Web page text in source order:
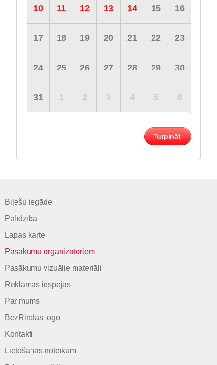
10 11 12 13 14 15 16
17 18 19 20 21 22 23
24 25 26 27 28 29 30
31 1 2 3 4 5 6
Turpināt
Biļešu iegāde
Palīdzība
Lapas karte
Pasākumu organizatoriem
Pasākumu vizuālie materiāli
Reklāmas iespējas
Par mums
BezRindas logo
Kontakti
Lietošanas noteikumi